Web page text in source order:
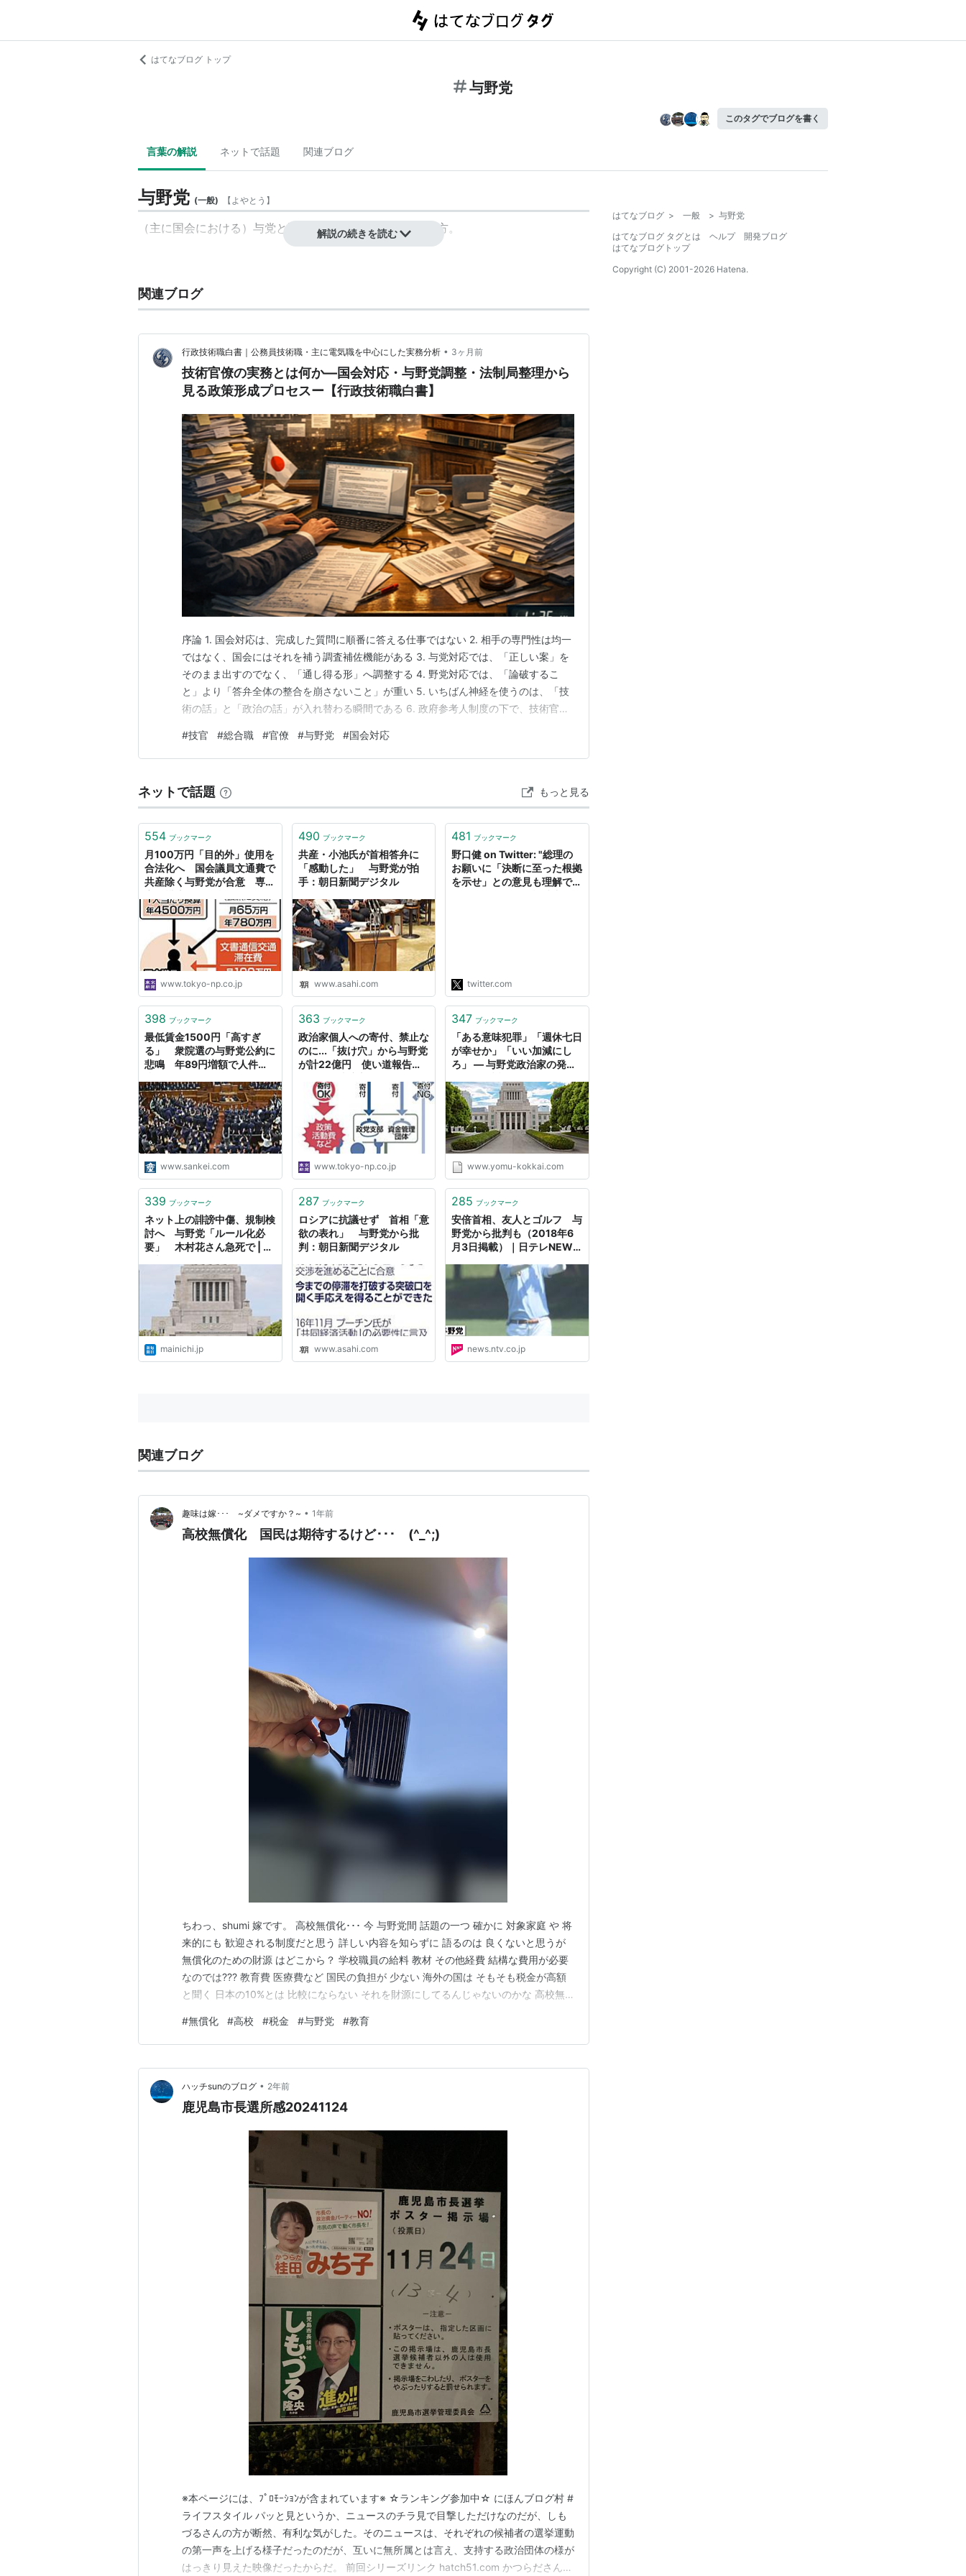
はてなブログ トップ
与野党
このタグでブログを書く
言葉の解説 ネットで話題 関連ブログ
与野党 (一般) 【よやとう 】
（主に国会における） 与党 と野党 をひとまとめにした言い方。
解説の続きを読む
関連ブログ
行政技術職白書｜公務員技術職・主に電気職を中心にした実務分析 • 3ヶ月前
技術官僚の実務とは何か―国会対応・与野党調整・法制局整理から
見る政策形成プロセスー【行政技術職白書】
序論 1. 国会対応は、完成した質問に順番に答える仕事ではない 2. 相手の専門性は均一
ではなく、国会にはそれを補う調査補佐機能がある 3. 与党対応では、「正しい案」を
そのまま出すのでなく、「通し得る形」へ調整する 4. 野党対応では、「論破するこ
と」より「答弁全体の整合を崩さないこと」が重い 5. いちばん神経を使うのは、「技
術の話」と「政治の話」が入れ替わる瞬間である 6. 政府参考人制度の下で、技術官僚
い。国会の前哨戦である 8. 国会対応は、省庁内部でも「総力戦」になりやすい 9. 与党
向けと野党向けで、…
#技官 #総合職 #官僚 #与野党 #国会対応
ネットで話題 もっと見る
554 ブックマーク
月100万円「目的外」使用を
合法化へ 国会議員文通費で
共産除く与野党が合意 専門
判：東京新聞デジタル
www.tokyo-np.co.jp
490 ブックマーク
共産・小池氏が首相答弁に
「感動した」 与野党が拍
手：朝日新聞デジタル
www.asahi.com
481 ブックマーク
野口健 on Twitter: "総理の
お願いに「決断に至った根拠
を示せ」との意見も理解でき
民が一致団結するべき。痛み
を伴いながらも乗りこえるし
かない！"
twitter.com
398 ブックマーク
最低賃金1500円「高すぎ
る」 衆院選の与野党公約に
悲鳴 年89円増額で人件費
www.sankei.com
363 ブックマーク
政治家個人への寄付、禁止な
のに...「抜け穴」から与野党
が計22億円 使い道報告義
www.tokyo-np.co.jp
347 ブックマーク
「ある意味犯罪」「週休七日
が幸せか」「いい加減にし
ろ」 ― 与野党政治家の発言
(2018年)国会の異様さ
www.yomu-kokkai.com
339 ブックマーク
ネット上の誹謗中傷、規制検
討へ 与野党「ルール化必
要」 木村花さん急死で | 毎
mainichi.jp
287 ブックマーク
ロシアに抗議せず 首相「意
欲の表れ」 与野党から批
判：朝日新聞デジタル
www.asahi.com
285 ブックマーク
安倍首相、友人とゴルフ 与
野党から批判も（2018年6
月3日掲載）｜日テレNEWS
news.ntv.co.jp
関連ブログ
趣味は嫁･･･ ~ダメですか？~ • 1年前
高校無償化 国民は期待するけど･･･ (^_^;)
ちわっ、shumi 嫁です。 高校無償化･･･ 今 与野党間 話題の一つ 確かに 対象家庭 や 将
来的にも 歓迎される制度だと思う 詳しい内容を知らずに 語るのは 良くないと思うが
無償化のための財源 はどこから？ 学校職員の給料 教材 その他経費 結構な費用が必要
なのでは??? 教育費 医療費など 国民の負担が 少ない 海外の国は そもそも税金が高額
と聞く 日本の10%とは 比較にならない それを財源にしてるんじゃないのかな 高校無
ね･･･ (^_^;) 私が 知らないだけで 捻出先は 決まってるのかな?? (…
#無償化 #高校 #税金 #与野党 #教育
ハッチsunのブログ • 2年前
鹿児島市長選所感20241124
※本ページには、ﾌﾟﾛﾓｰｼｮﾝが含まれています※ ☆ランキング参加中☆ にほんブログ村 #
ライフスタイル パッと見というか、ニュースのチラ見で目撃しただけなのだが、しも
づるさんの方が断然、有利な気がした。そのニュースは、それぞれの候補者の選挙運動
の第一声を上げる様子だったのだが、互いに無所属とは言え、支持する政治団体の様が
はっきり見えた映像だったからだ。 前回シリーズリンク hatch51.com かつらださんは
はてなブログ > 一般 > 与野党
はてなブログ タグとは
ヘルプ
開発ブログ
はてなブログトップ
Copyright (C) 2001-2026 Hatena.